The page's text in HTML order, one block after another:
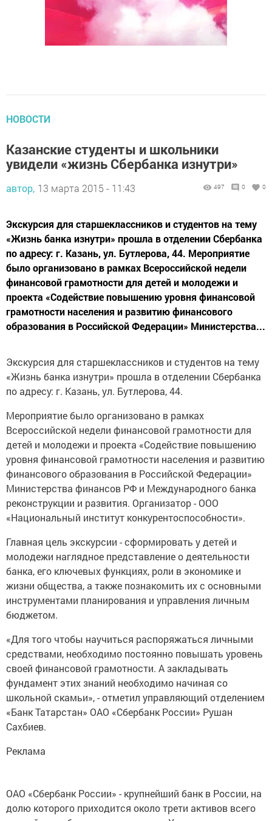
НОВОСТИ
Казанские студенты и школьники
увидели «жизнь Сбербанка изнутри»
автор, 13 марта 2015 - 11:43 497 0 0
Экскурсия для старшеклассников и студентов на тему
«Жизнь банка изнутри» прошла в отделении Сбербанка
по адресу: г. Казань, ул. Бутлерова, 44. Мероприятие
было организовано в рамках Всероссийской недели
финансовой грамотности для детей и молодежи и
проекта «Содействие повышению уровня финансовой
грамотности населения и развитию финансового
образования в Российской Федерации» Министерства...
Экскурсия для старшеклассников и студентов на тему
«Жизнь банка изнутри» прошла в отделении Сбербанка
по адресу: г. Казань, ул. Бутлерова, 44.
Мероприятие было организовано в рамках
Всероссийской недели финансовой грамотности для
детей и молодежи и проекта «Содействие повышению
уровня финансовой грамотности населения и развитию
финансового образования в Российской Федерации»
Министерства финансов РФ и Международного банка
реконструкции и развития. Организатор - ООО
«Национальный институт конкурентоспособности».
Главная цель экскурсии - сформировать у детей и
молодежи наглядное представление о деятельности
банка, его ключевых функциях, роли в экономике и
жизни общества, а также познакомить их с основными
инструментами планирования и управления личным
бюджетом.
«Для того чтобы научиться распоряжаться личными
средствами, необходимо постоянно повышать уровень
своей финансовой грамотности. А закладывать
фундамент этих знаний необходимо начиная со
школьной скамьи», - отметил управляющий отделением
«Банк Татарстан» ОАО «Сбербанк России» Рушан
Сахбиев.
Реклама
ОАО «Сбербанк России» - крупнейший банк в России, на
долю которого приходится около трети активов всего